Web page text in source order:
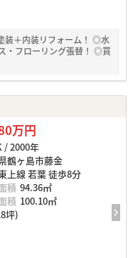
＋内装リフォーム！ ◎水
・フローリング張替！ ◎買
万円
/ 2000年
鶴ヶ島市藤金
上線 若葉 徒歩8分
積 94.36㎡
積 100.10㎡
坪)